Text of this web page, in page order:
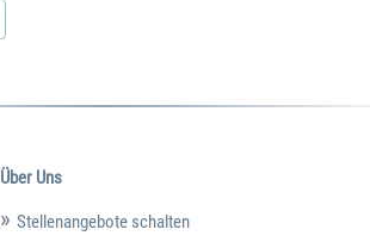
Über Uns
Stellenangebote schalten